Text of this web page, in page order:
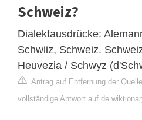
Schweiz?
Dialektausdrücke:
Schwiiz, Schweiz.
Heuvezia / Schwyz
Antrag auf Entfernung der Quelle
vollständige Antwort auf